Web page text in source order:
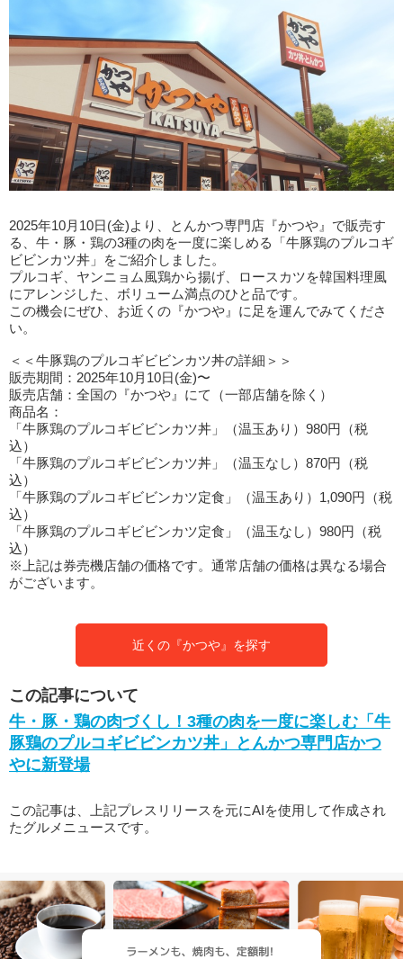
2025年10月10日(金)より、とんかつ専門店『かつや』で販売す
る、牛・豚・鶏の3種の肉を一度に楽しめる「牛豚鶏のプルコギ
ビビンカツ丼」をご紹介しました。
プルコギ、ヤンニョム風鶏から揚げ、ロースカツを韓国料理風
にアレンジした、ボリューム満点のひと品です。
この機会にぜひ、お近くの『かつや』に足を運んでみてくださ
い。
＜＜牛豚鶏のプルコギビビンカツ丼の詳細＞＞
販売期間：2025年10月10日(金)〜
販売店舗：全国の『かつや』にて（一部店舗を除く）
商品名：
「牛豚鶏のプルコギビビンカツ丼」（温玉あり）980円（税
込）
「牛豚鶏のプルコギビビンカツ丼」（温玉なし）870円（税
込）
「牛豚鶏のプルコギビビンカツ定食」（温玉あり）1,090円（税
込）
「牛豚鶏のプルコギビビンカツ定食」（温玉なし）980円（税
込）
※上記は券売機店舗の価格です。通常店舗の価格は異なる場合
がございます。
近くの『かつや』を探す
この記事について
牛・豚・鶏の肉づくし！3種の肉を一度に楽しむ「牛
豚鶏のプルコギビビンカツ丼」とんかつ専門店かつ
やに新登場
この記事は、上記プレスリリースを元にAIを使用して作成され
たグルメニュースです。